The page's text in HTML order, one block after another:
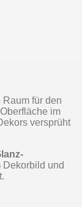
Raum für den
im
versprüht
und